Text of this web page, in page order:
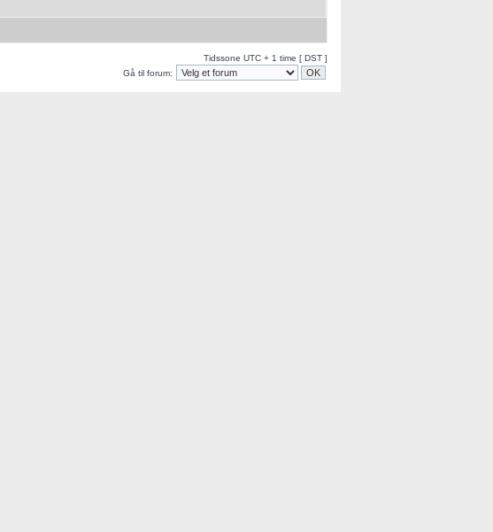
Tidssone UTC + 1 time [ DST ]
Gå til forum: